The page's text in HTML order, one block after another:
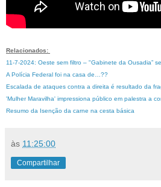
Relacionados:
11-7-2024: Oeste sem filtro – "Gabinete da Ousadia”
A Polícia Federal foi na casa de…??
Escalada de ataques contra a direita é resultado da
'Mulher Maravilha' impressiona público em palestra a
Resumo da Isenção da carne na cesta básica
às 11:25:00
Compartilhar